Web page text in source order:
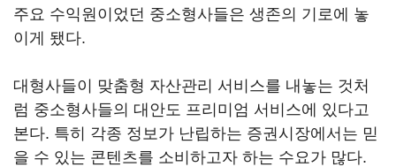
주요 수익원이었던 중소형사들은 생존의 기로에 놓
이게 됐다.
대형사들이 맞춤형 자산관리 서비스를 내놓는 것처
럼 중소형사들의 대안도 프리미엄 서비스에 있다고
본다. 특히 각종 정보가 난립하는 증권시장에서는 믿
을 수 있는 콘텐츠를 소비하고자 하는 수요가 많다.